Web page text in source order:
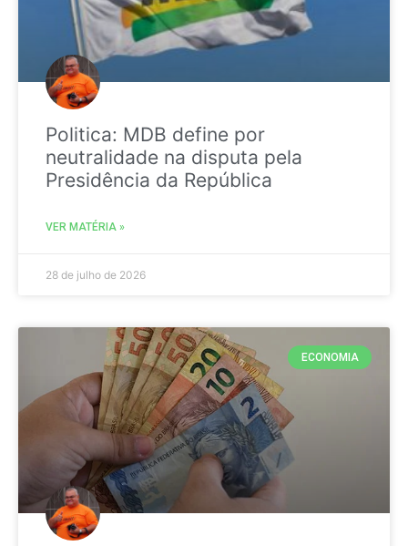
Politica: MDB define por
neutralidade na disputa pela
Presidência da República
VER MATÉRIA »
28 de julho de 2026
ECONOMIA